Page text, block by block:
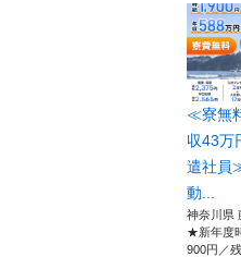
≪寮無
収43万
遣社員
動...
神奈川県
★新年度
900円／